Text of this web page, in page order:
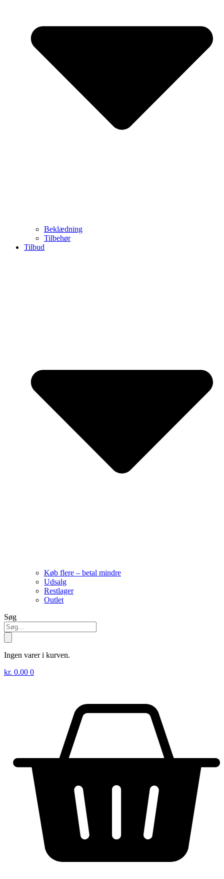
Beklædning
Tilbehør
Tilbud
Køb flere – betal mindre
Udsalg
Restlager
Outlet
Søg
Ingen varer i kurven.
kr. 0.00 0